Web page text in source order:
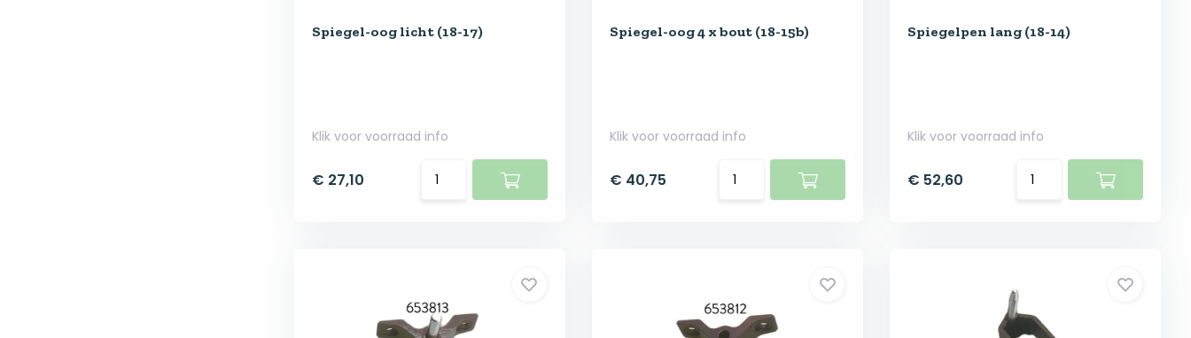
Spiegel-oog licht (18-17)
Klik voor voorraad info
€ 27,10
Spiegel-oog 4 x bout (18-15b)
Klik voor voorraad info
€ 40,75
Spiegelpen lang (18-14)
Klik voor voorraad info
€ 52,60